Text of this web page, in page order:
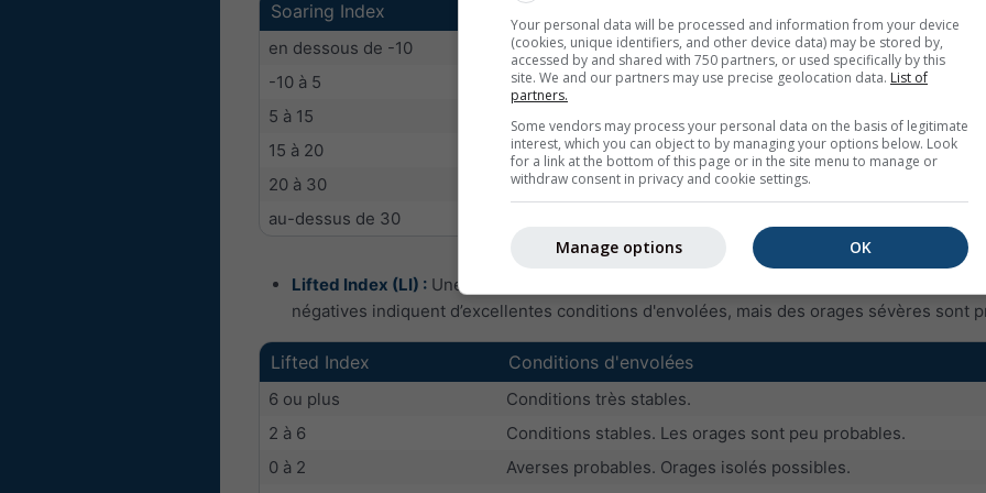
Soaring Index
en dessous de -10
Pas de thermiques ou thermiques faibles
-10 à 5
thermiques secs ou 1/8 cumulus avec thermiques modérés
5 à 15
bonnes conditions d'envolées
15 à 20
bonnes conditions d'envolées avec averses occasionnelles
20 à 30
excellentes conditions d'envolées, mais probabilité
au-dessus de 30
Lifted Index (LI) : Une autre mesure d’instabilité (valeurs négatives) ou de stabilité
négatives indiquent d’excellentes conditions d'envolées, mais des orages sévères sont
Lifted Index Conditions d'envolées
6 ou plus
Conditions très stables.
2 à 6
Conditions stables. Les orages sont peu probables.
0 à 2
Averses probables. Orages isolés possibles.
Your personal data will be processed and information from your device
(cookies, unique identifiers, and other device data) may be stored by,
accessed by and shared with 750 partners, or used specifically by this
site. We and our partners may use precise geolocation data. List of
partners.
Some vendors may process your personal data on the basis of legitimate
interest, which you can object to by managing your options below. Look
for a link at the bottom of this page or in the site menu to manage or
withdraw consent in privacy and cookie settings.
OK
Manage options